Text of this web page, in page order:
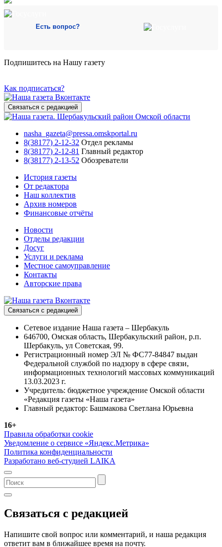
Есть вопрос?
Подпишитесь на Нашу газету
Как подписаться?
Связаться с редакцией
nasha_gazeta@pressa.omskportal.ru
8(38177) 2-12-32 Отдел рекламы
8(38177) 2-12-81 Главный редактор
8(38177) 2-13-52 Обозреватели
История газеты
От редактора
Наш коллектив
Архив номеров
Финансовые отчёты
Новости
Отделы редакции
Досуг
Услуги и реклама
Местное самоуправление
Контакты
Авторские права
Связаться с редакцией
Сетевое издание Наша газета – Шербакуль
646700, Омская область, Шербакульский район, р.п.
Шербакуль, ул Советская, 99.
Регистрационный номер ЭЛ № ФС77-84847 выдан
Федеральной службой по надзору в сфере связи,
информационных технологий массовых коммуникаций
13.03.2023 г.
Учредитель: бюджетное учреждение Омской области
«Редакция газеты «Наша газета»
Главный редактор: Башмакова Светлана Юрьевна
16+
Правила обработки cookie
Уведомление о сервисе «Яндекс.Метрика»
Политика конфиденциальности
Разработано веб-студией LAIKA
Связаться с редакцией
Напишите свой вопрос или комментарий, и наша редакция
ответит вам в ближайшее время на почту.